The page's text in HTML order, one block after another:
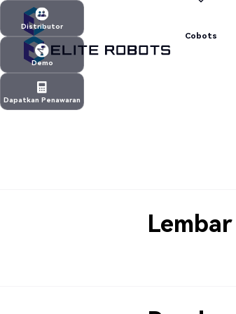
Distributor
Distributor
Demo
Demo
Dapatkan Penawaran
Cobots